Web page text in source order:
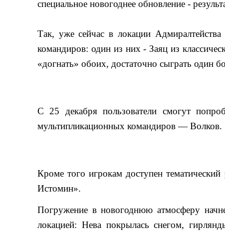
специальное новогоднее обновление -
Так, уже сейчас в локации
командиров: один из них - Заяц из
«догнать» обоих, достаточно сыграть один
С 25 декабря пользователи смогут
мультипликационных командиров — Волков.
Кроме того игрокам доступен
Истомин».
Погружение в новогоднюю атмосферу
локацией: Нева покрылась снегом,